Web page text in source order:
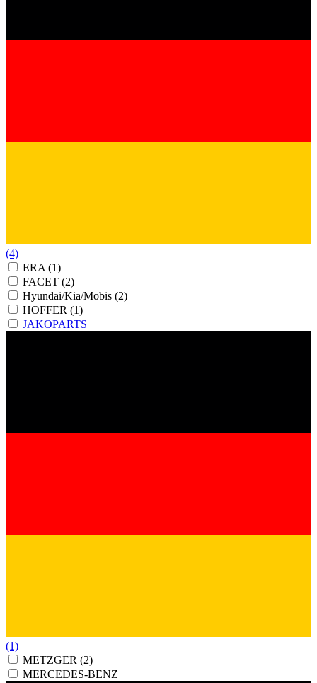
(4)
ERA (1)
FACET (2)
Hyundai/Kia/Mobis (2)
HOFFER (1)
JAKOPARTS
(1)
METZGER (2)
MERCEDES-BENZ